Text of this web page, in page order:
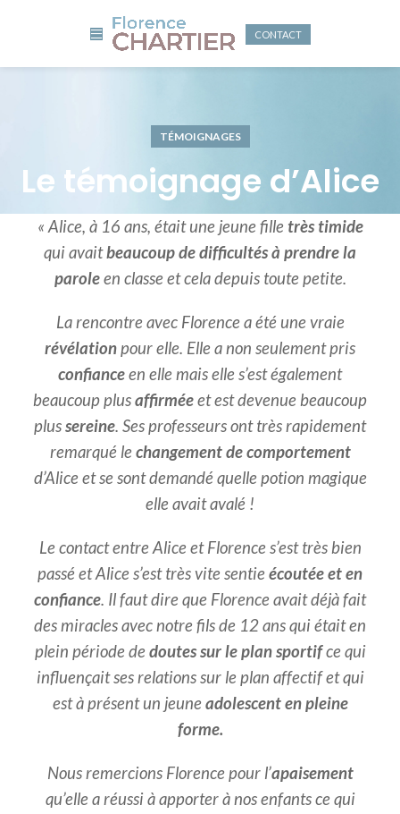
CONTACT
TÉMOIGNAGES
Le témoignage d’Alice
« Alice, à 16 ans, était une jeune fille très timide
qui avaitbeaucoup de difficultés à prendre la
paroleen classe et cela depuis toute petite.
La rencontre avec Florence a été une vraie
révélationpour elle. Elle a non seulement pris
confianceen elle mais elle s’est également
beaucoup plusaffirméeet est devenue beaucoup
plussereine. Ses professeurs ont très rapidement
remarqué le changement de comportement
d’Alice et se sont demandé quelle potion magique
elle avait avalé !
Le contact entre Alice et Florence s’est très bien
passé et Alice s’est très vite sentie écoutée et en
confiance. Il faut dire que Florence avait déjà fait
des miracles avec notre fils de 12 ans qui était en
plein période de doutes sur le plan sportifce qui
influençait ses relations sur le plan affectif et qui
est à présent un jeune adolescent en pleine
forme.
Nous remercions Florence pour l’apaisement
qu’elle a réussi à apporter à nos enfants ce qui